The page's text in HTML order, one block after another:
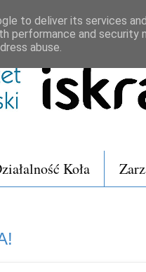
Koła
to deliver its services
performance and
abuse.